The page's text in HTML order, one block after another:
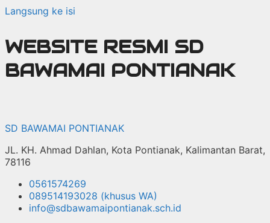
Langsung ke isi
WEBSITE RESMI SD
BAWAMAI PONTIANAK
SD BAWAMAI PONTIANAK
JL. KH. Ahmad Dahlan, Kota Pontianak, Kalimantan Barat,
78116
0561574269
089514193028 (khusus WA)
info@sdbawamaipontianak.sch.id